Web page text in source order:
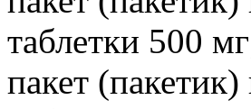
таблетки 500
пакет